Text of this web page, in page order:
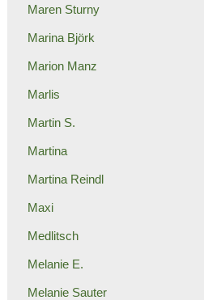
Maren Sturny
Marina Björk
Marion Manz
Marlis
Martin S.
Martina
Martina Reindl
Maxi
Medlitsch
Melanie E.
Melanie Sauter